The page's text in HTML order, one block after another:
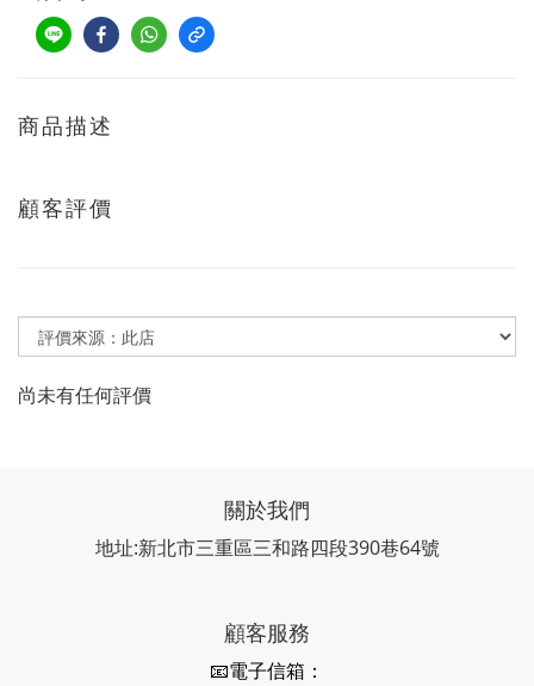
商品描述
顧客評價
尚未有任何評價
關於我們
地址:新北市三重區三和路四段390巷64號
顧客服務
📧電子信箱：